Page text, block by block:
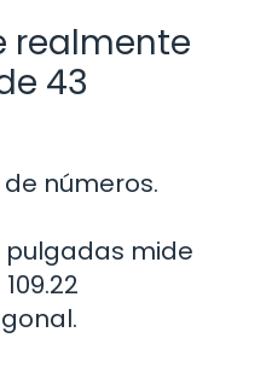
realmente
43
números.
pulgadas mide